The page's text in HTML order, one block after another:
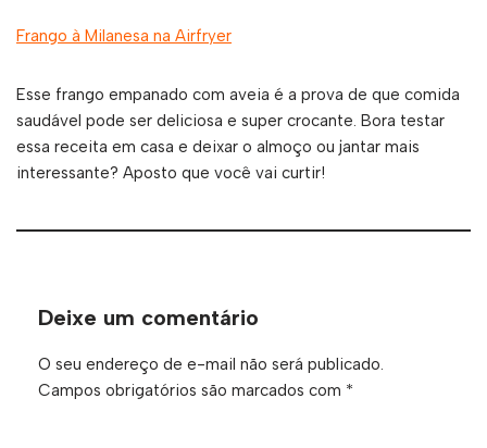
Frango à Milanesa na Airfryer
Esse frango empanado com aveia é a prova de que comida
saudável pode ser deliciosa e super crocante. Bora testar
essa receita em casa e deixar o almoço ou jantar mais
interessante? Aposto que você vai curtir!
Deixe um comentário
O seu endereço de e-mail não será publicado.
Campos obrigatórios são marcados com *